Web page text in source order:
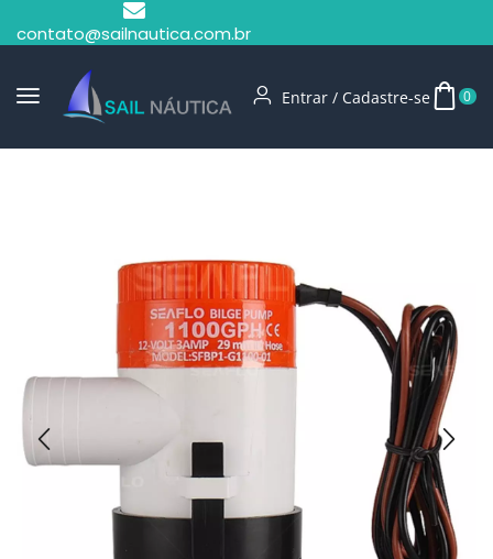
contato@sailnautica.com.br
Entrar / Cadastre-se 0